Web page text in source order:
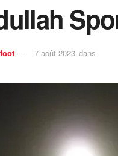
7 août 2023 dans